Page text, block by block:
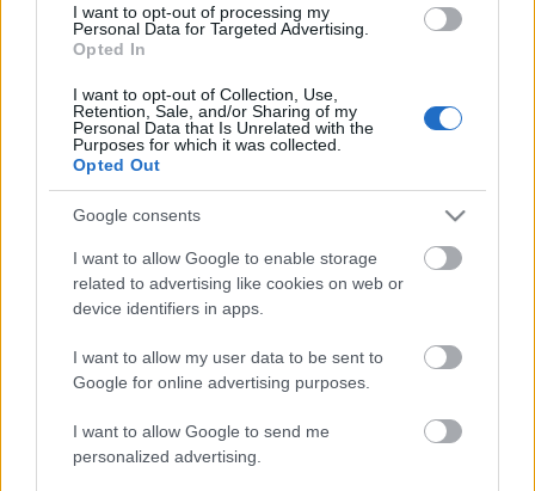
I want to opt-out of processing my
Personal Data for Targeted Advertising.
Opted In
I want to opt-out of Collection, Use,
Retention, Sale, and/or Sharing of my
Personal Data that Is Unrelated with the
Purposes for which it was collected.
Opted Out
Google consents
I want to allow Google to enable storage
related to advertising like cookies on web or
device identifiers in apps.
I want to allow my user data to be sent to
Google for online advertising purposes.
I want to allow Google to send me
personalized advertising.
HIRDETÉS
Fontos a postaládákba költöző
széncinegék védelme